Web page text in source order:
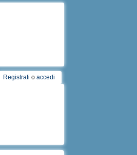
Registrati o accedi